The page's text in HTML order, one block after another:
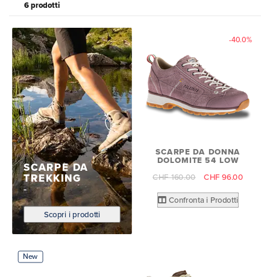
6 prodotti
SCARPE DA
TREKKING
Scopri i prodotti
-40.0%
SCARPE DA DONNA
DOLOMITE 54 LOW
CHF 160.00 CHF 96.00
Confronta i Prodotti
New